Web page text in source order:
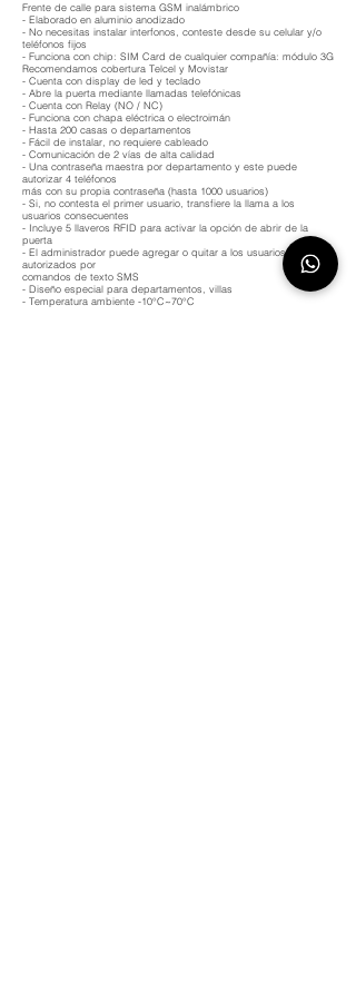
Frente de calle para sistema GSM inalámbrico
- Elaborado en aluminio anodizado
- No necesitas instalar interfonos, conteste desde su celular y/o
teléfonos fijos
- Funciona con chip: SIM Card de cualquier compañía: módulo 3G
Recomendamos cobertura Telcel y Movistar
- Cuenta con display de led y teclado
- Abre la puerta mediante llamadas telefónicas
- Cuenta con Relay (NO / NC)
- Funciona con chapa eléctrica o electroimán
- Hasta 200 casas o departamentos
- Fácil de instalar, no requiere cableado
- Comunicación de 2 vías de alta calidad
- Una contraseña maestra por departamento y este puede
autorizar 4 teléfonos
más con su propia contraseña (hasta 1000 usuarios)
- Si, no contesta el primer usuario, transfiere la llama a los
usuarios consecuentes
- Incluye 5 llaveros RFID para activar la opción de abrir de la
puerta
- El administrador puede agregar o quitar a los usuarios
autorizados por
comandos de texto SMS
- Diseño especial para departamentos, villas
- Temperatura ambiente -10°C~70°C